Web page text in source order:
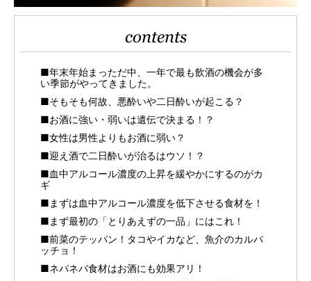
contents
■年末年始まっただ中、一年で最も飲酒の機会が多
い季節がやってきました。
■そもそも何故、悪酔いや二日酔いが起こる？
■お酒に強い・弱いは遺伝で決まる！？
■女性は男性よりもお酒に弱い？
■迎え酒で二日酔いが治るはウソ！？
■血中アルコール濃度の上昇を緩やかにするのがカ
ギ
■まずは血中アルコール濃度を低下させる食材を！
■まず最初の「とりあえずの一品」にはこれ！
■前菜のテッパン！タコやイカなど、魚介のカルパ
ッチョ！
■ネバネバ食材はお酒にも効果アリ！